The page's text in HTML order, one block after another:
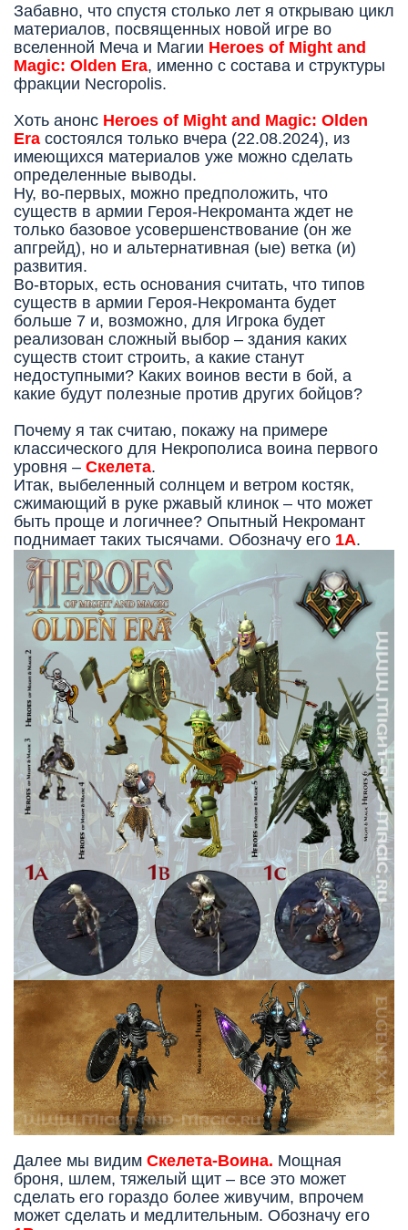
Забавно, что спустя столько лет я открываю цикл
материалов, посвященных новой игре во
вселенной Меча и Магии Heroes of Might and
Magic: Olden Era, именно с состава и структуры
фракции Necropolis.
Хоть анонс Heroes of Might and Magic: Olden
Era состоялся только вчера (22.08.2024), из
имеющихся материалов уже можно сделать
определенные выводы.
Ну, во-первых, можно предположить, что
существ в армии Героя-Некроманта ждет не
только базовое усовершенствование (он же
апгрейд), но и альтернативная (ые) ветка (и)
развития.
Во-вторых, есть основания считать, что типов
существ в армии Героя-Некроманта будет
больше 7 и, возможно, для Игрока будет
реализован сложный выбор – здания каких
существ стоит строить, а какие станут
недоступными? Каких воинов вести в бой, а
какие будут полезные против других бойцов?
Почему я так считаю, покажу на примере
классического для Некрополиса воина первого
уровня – Скелета.
Итак, выбеленный солнцем и ветром костяк,
сжимающий в руке ржавый клинок – что может
быть проще и логичнее? Опытный Некромант
поднимает таких тысячами. Обозначу его 1А.
Далее мы видим Скелета-Воина. Мощная
броня, шлем, тяжелый щит – все это может
сделать его гораздо более живучим, впрочем
может сделать и медлительным. Обозначу его